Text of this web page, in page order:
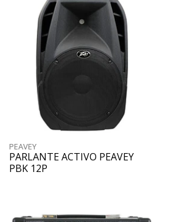
PEAVEY
PARLANTE ACTIVO PEAVEY
PBK 12P